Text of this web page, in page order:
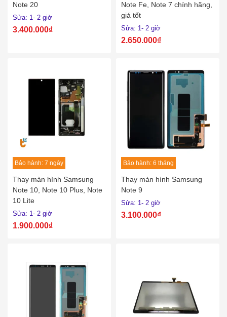
Note 20
Sửa: 1- 2 giờ
3.400.000₫
Note Fe, Note 7 chính hãng,
giá tốt
Sửa: 1- 2 giờ
2.650.000₫
Bảo hành: 7 ngày
Thay màn hình Samsung
Note 10, Note 10 Plus, Note
10 Lite
Sửa: 1- 2 giờ
1.900.000₫
Bảo hành: 6 tháng
Thay màn hình Samsung
Note 9
Sửa: 1- 2 giờ
3.100.000₫